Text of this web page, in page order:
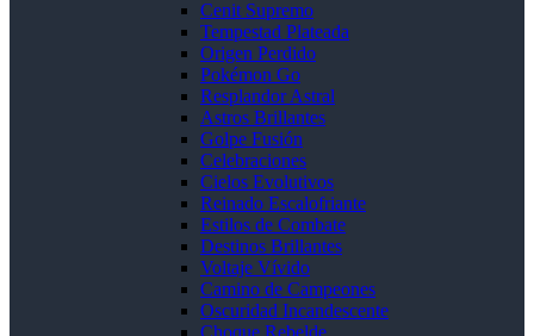
Cenit Supremo
Tempestad Plateada
Origen Perdido
Pokémon Go
Resplandor Astral
Astros Brillantes
Golpe Fusión
Celebraciones
Cielos Evolutivos
Reinado Escalofriante
Estilos de Combate
Destinos Brillantes
Voltaje Vívido
Camino de Campeones
Oscuridad Incandescente
Choque Rebelde